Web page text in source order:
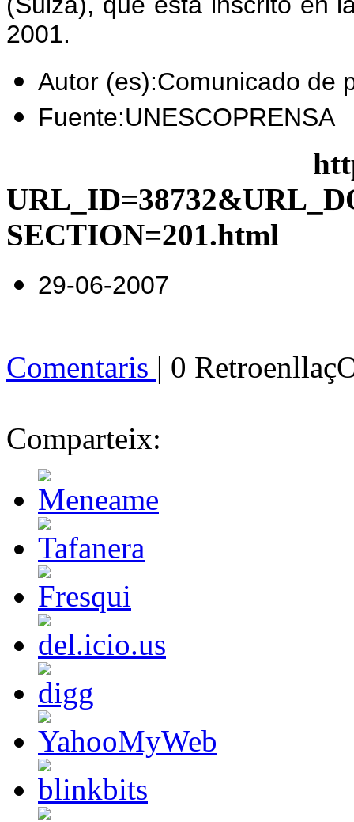
2001.
Autor (es):Comunicado de
Fuente:UNESCOPRENSA
http://
SECTION=201.html
29-06-2007
Comentaris | 0
Comparteix: